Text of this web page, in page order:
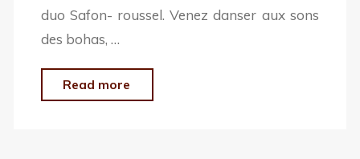
duo Safon- roussel. Venez danser aux sons
des bohas, …
Read more